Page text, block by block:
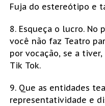
Fuja do estereótipo e
8. Esqueça o lucro.
você não faz Teatro
por vocação, se a
Tik Tok.
9. Que as entidades
representatividade e